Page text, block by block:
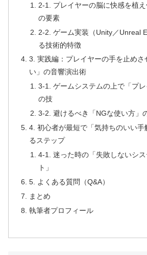
2-1. プレイヤーの脳に快感を植
の要素
2-2. ゲーム実装（Unity／Unreal
る技術的特徴
3. 実践編：プレイヤーの手を止めさ
い」の音響演出術
3-1. ゲームシステムの上で「プ
の技
3-2. 避けるべき「NGな使い方」
4. 初心者が最短で「気持ちのいい手
るステップ
4-1. 迷った時の「失敗しないシ
ト」
5. よくある質問（Q&A）
まとめ
執筆者プロフィール